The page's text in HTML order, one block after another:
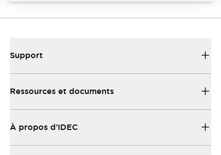
Support
Ressources et documents
À propos d’IDEC